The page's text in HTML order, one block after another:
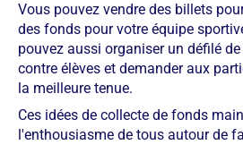
Vous pouvez vendre des billets
des fonds pour votre équipe
pouvez aussi organiser un défilé
contre élèves et demander aux
la meilleure tenue.
Ces idées de collecte de fonds
l'enthousiasme de tous autour de